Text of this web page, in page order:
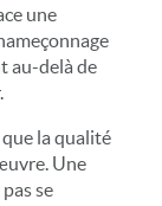
une
au-delà de
la qualité
Une
se